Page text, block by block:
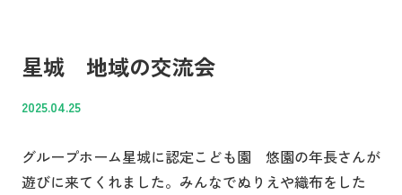
星城 地域の交流会
2025.04.25
グループホーム星城に認定こども園 悠園の年長さんが
遊びに来てくれました。みんなでぬりえや織布をした